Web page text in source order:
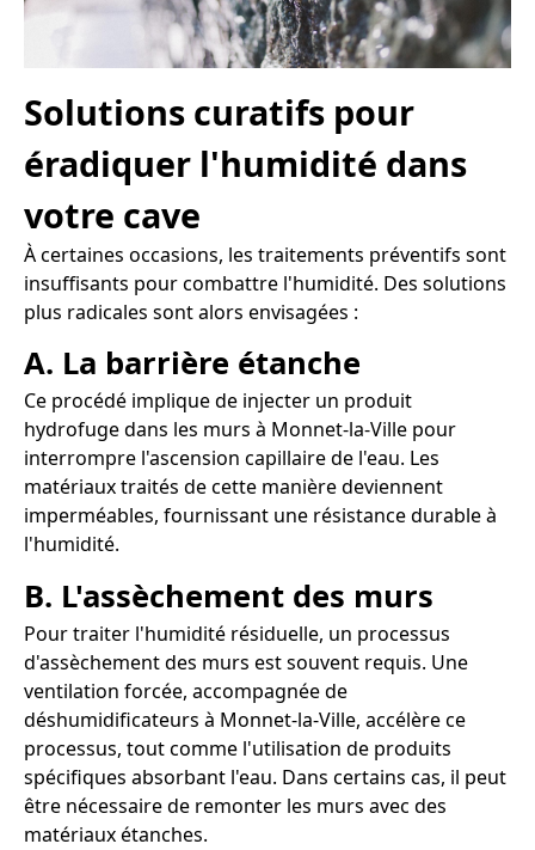
Solutions curatifs pour
éradiquer l'humidité dans
votre cave
À certaines occasions, les traitements préventifs sont
insuffisants pour combattre l'humidité. Des solutions
plus radicales sont alors envisagées :
A. La barrière étanche
Ce procédé implique de injecter un produit
hydrofuge dans les murs à Monnet-la-Ville pour
interrompre l'ascension capillaire de l'eau. Les
matériaux traités de cette manière deviennent
imperméables, fournissant une résistance durable à
l'humidité.
B. L'assèchement des murs
Pour traiter l'humidité résiduelle, un processus
d'assèchement des murs est souvent requis. Une
ventilation forcée, accompagnée de
déshumidificateurs à Monnet-la-Ville, accélère ce
processus, tout comme l'utilisation de produits
spécifiques absorbant l'eau. Dans certains cas, il peut
être nécessaire de remonter les murs avec des
matériaux étanches.